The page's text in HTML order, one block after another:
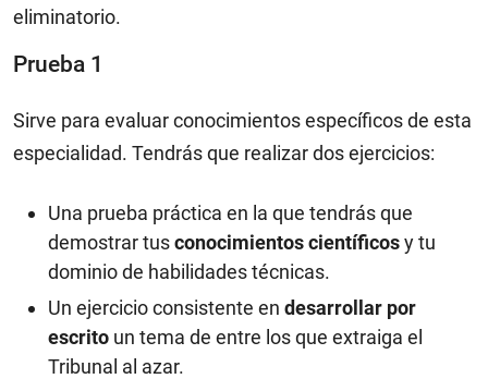
eliminatorio.
Prueba 1
Sirve para evaluar conocimientos específicos de esta
especialidad. Tendrás que realizar dos ejercicios:
Una prueba práctica en la que tendrás que
demostrar tusconocimientos científicosy tu
dominio de habilidades técnicas.
Un ejercicio consistente en desarrollar por
escrito un tema de entre los que extraiga el
Tribunal al azar.